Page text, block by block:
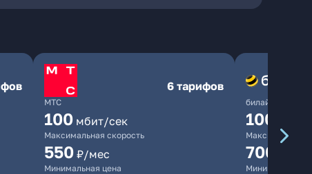
МТС
6 тарифов
100 мбит/сек
Максимальная скорость
550 ₽/мес
Минимальная цена
билайн
1000
Максимальная
700
Минимальная